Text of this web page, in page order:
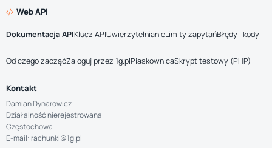
Web API
Dokumentacja APIKlucz APIUwierzytelnianieLimity zapytańBłędy i kody
Od czego zacząćZaloguj przez 1g.plPiaskownicaSkrypt testowy (PHP)
Kontakt
Damian Dynarowicz
Działalność nierejestrowana
Częstochowa
E-mail: rachunki@1g.pl